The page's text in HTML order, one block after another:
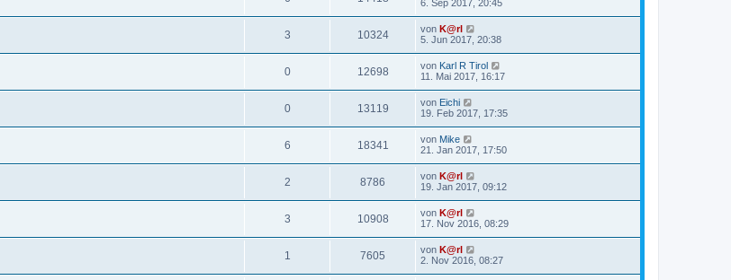
6. Sep 2017, 20:45
3 10324 von K@rl
5. Jun 2017, 20:38
0 12698 von Karl R Tirol
11. Mai 2017, 16:17
0 13119 von Eichi
19. Feb 2017, 17:35
6 18341 von Mike
21. Jan 2017, 17:50
2 8786 von K@rl
19. Jan 2017, 09:12
3 10908 von K@rl
17. Nov 2016, 08:29
1 7605 von K@rl
2. Nov 2016, 08:27